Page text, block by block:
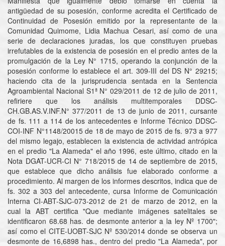
antigüedad de su posesión, conforme acredita el Certificado de
Continuidad de Posesión emitido por la representante de la
Comunidad Quimome, Lidia Machua Cesari, así como de una
serie de declaraciones juradas, los que constituyen pruebas
irrefutables de la existencia de posesión en el predio antes de la
promulgación de la Ley N° 1715, operando la conjunción de la
posesión conforme lo establece el art. 309-III del DS N° 29215;
haciendo cita de la jurisprudencia sentada en la Sentencia
Agroambiental Nacional S1ª N° 029/2011 de 12 de julio de 2011,
refiriere que los análisis multitemporales DDSC-
CH.GB.AS.V.INF.N° 377/2011 de 13 de junio de 2011, cursante
de fs. 111 a 114 de los antecedentes e Informe Técnico DDSC-
COI-INF N°1148/20015 de 18 de mayo de 2015 de fs. 973 a 977
del mismo legajo, establecen la existencia de actividad antrópica
en el predio "La Alameda" el año 1996, este último, citado en la
Nota DGAT-UCR-CI N° 718/2015 de 14 de septiembre de 2015,
que establece que dicho análisis fue elaborado conforme a
procedimiento. Al margen de los informes descritos, indica que de
fs. 302 a 303 del antecedente, cursa Informe de Comunicación
Interna CI-ABT-SJC-073-2012 de 21 de marzo de 2012, en la
cual la ABT certifica "Que mediante imágenes satelitales se
identificaron 68.68 has. de desmonte anterior a la ley Nº 1700";
así como el CITE-UOBT-SJC Nº 530/2014 donde se observa un
desmonte de 16,6898 has., dentro del predio "La Alameda", por